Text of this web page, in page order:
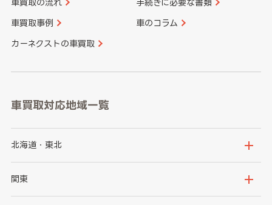
車買取の流れ 手続きに必要な書類
車買取事例 車のコラム
カーネクストの車買取
車買取対応地域一覧
北海道・東北
北海道
関東